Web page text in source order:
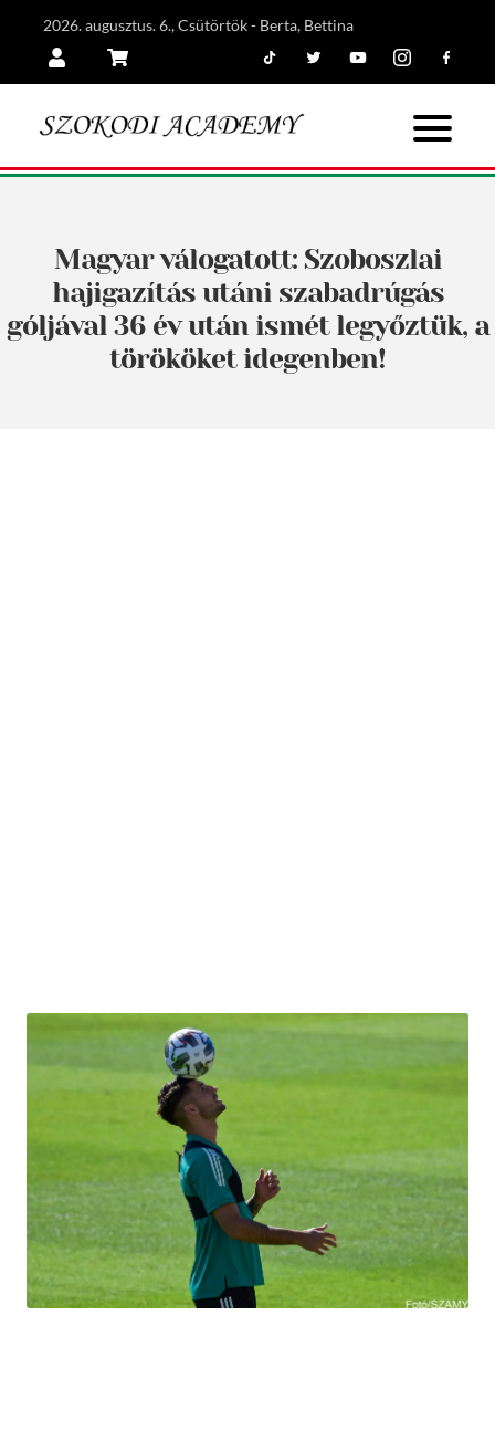
2026. augusztus. 6., Csütörtök - Berta, Bettina
Magyar válogatott: Szoboszlai
hajigazítás utáni szabadrúgás
góljával 36 év után ismét legyőztük, a
törököket idegenben!